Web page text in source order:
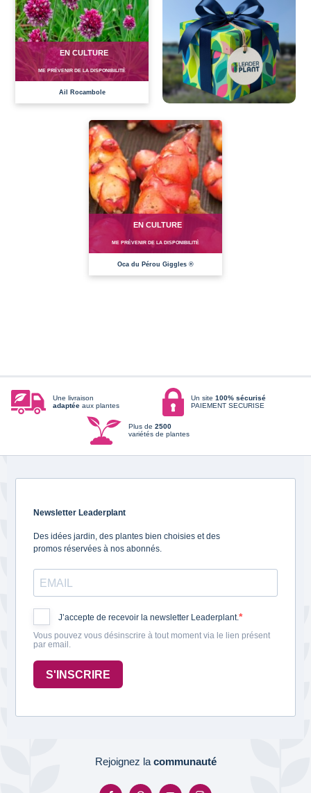
EN CULTURE
ME PRÉVENIR DE LA DISPONIBILITÉ
Ail Rocambole
EN CULTURE
ME PRÉVENIR DE LA DISPONIBILITÉ
Oca du Pérou Giggles ®
Une livraison
adaptée aux plantes
Un site 100% sécurisé
PAIEMENT SECURISE
Plus de 2500
variétés de plantes
Newsletter Leaderplant
Des idées jardin, des plantes bien choisies et des
promos réservées à nos abonnés.
J’accepte de recevoir la newsletter Leaderplant.
Vous pouvez vous désinscrire à tout moment via le lien présent
par email.
S'INSCRIRE
Rejoignez la communauté